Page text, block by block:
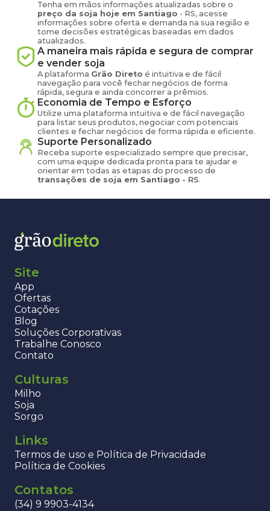
Tenha em mãos informações atualizadas sobre o
preço da soja hoje em Santiago - RS, acesse
informações sobre oferta e demanda na sua região e
tome decisões estratégicas baseadas em dados
atualizados.
A maneira mais rápida e segura de comprar
e vender soja
A plataforma Grão Direto é intuitiva e de fácil
navegação para você fechar negócios de forma
rápida, segura e ainda concorrer a prêmios.
Economia de Tempo e Esforço
Utilize uma plataforma intuitiva e de fácil navegação
para listar seus produtos, negociar com potenciais
clientes e fechar negócios de forma rápida e eficiente.
Suporte Personalizado
Receba suporte especializado sempre que precisar,
com uma equipe dedicada pronta para te ajudar e
orientar em todas as etapas do processo de
transações de soja em Santiago - RS.
Site
App
Ofertas
Cotações
Blog
Soluções Corporativas
Trabalhe Conosco
Contato
Culturas
Milho
Soja
Sorgo
Links
Termos de uso e Política de Privacidade
Política de Cookies
Contatos
(34) 9 9903-4134